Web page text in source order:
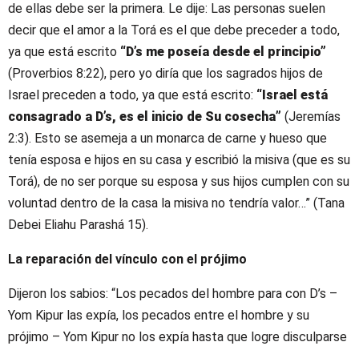
de ellas debe ser la primera. Le dije: Las personas suelen
decir que el amor a la Torá es el que debe preceder a todo,
ya que está escrito “D’s me poseía desde el principio”
(Proverbios 8:22), pero yo diría que los sagrados hijos de
Israel preceden a todo, ya que está escrito: “Israel está
consagrado a D’s, es el inicio de Su cosecha” (Jeremías
2:3). Esto se asemeja a un monarca de carne y hueso que
tenía esposa e hijos en su casa y escribió la misiva (que es su
Torá), de no ser porque su esposa y sus hijos cumplen con su
voluntad dentro de la casa la misiva no tendría valor…” (Tana
Debei Eliahu Parashá 15).
La reparación del vínculo con el prójimo
Dijeron los sabios: “Los pecados del hombre para con D’s –
Yom Kipur las expía, los pecados entre el hombre y su
prójimo – Yom Kipur no los expía hasta que logre disculparse